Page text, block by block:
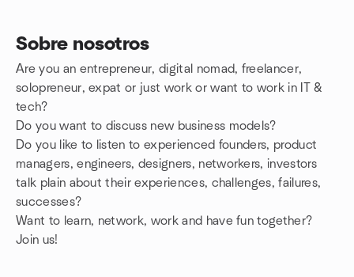
Sobre nosotros
Are you an entrepreneur, digital nomad, freelancer,
solopreneur, expat or just work or want to work in IT &
tech?
Do you want to discuss new business models?
Do you like to listen to experienced founders, product
managers, engineers, designers, networkers, investors
talk plain about their experiences, challenges, failures,
successes?
Want to learn, network, work and have fun together?
Join us!
Enlaces de grupo